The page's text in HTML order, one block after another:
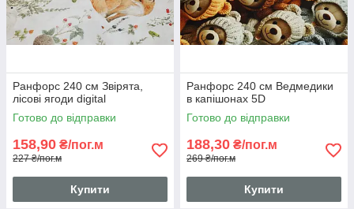
Ранфорс 240 см Звірята,
лісові ягоди digital
Готово до відправки
158,90 ₴/пог.м
227 ₴/пог.м
Купити
Ранфорс 240 см Ведмедики
в капішонах 5D
Готово до відправки
188,30 ₴/пог.м
269 ₴/пог.м
Купити